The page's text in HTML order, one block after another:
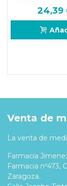
24,39
Venta de
La venta de
Farmacia
Farmacia nº473,
Zaragoza.